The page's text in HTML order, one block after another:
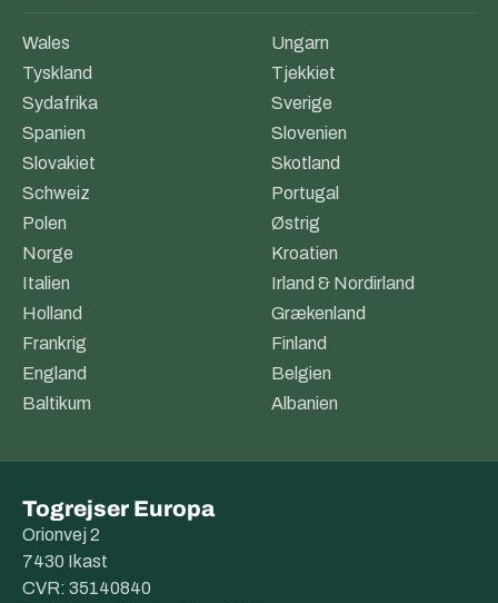
Wales
Ungarn
Tyskland
Tjekkiet
Sydafrika
Sverige
Spanien
Slovenien
Slovakiet
Skotland
Schweiz
Portugal
Polen
Østrig
Norge
Kroatien
Italien
Irland & Nordirland
Holland
Grækenland
Frankrig
Finland
England
Belgien
Baltikum
Albanien
Togrejser Europa
Orionvej 2
7430 Ikast
CVR: 35140840